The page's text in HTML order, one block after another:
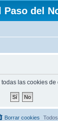
Paso del
las cookies de
Borrar cookies